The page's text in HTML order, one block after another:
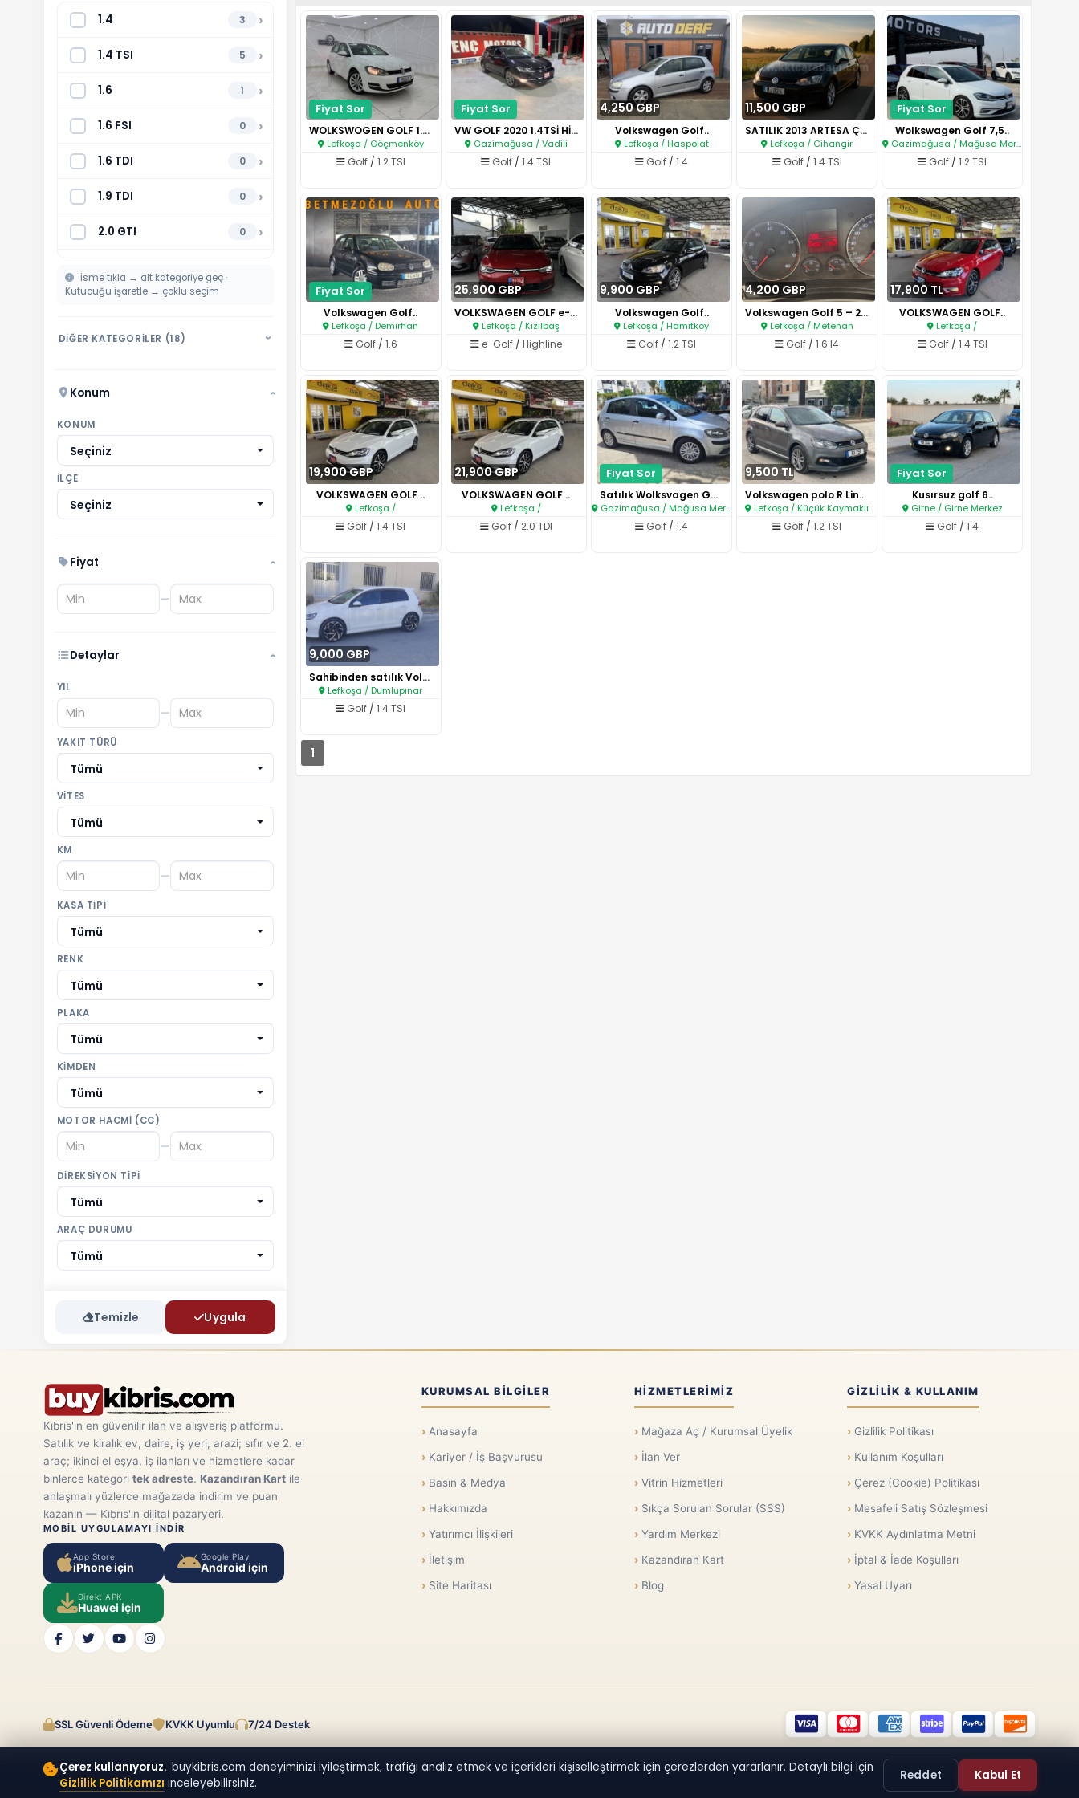
1.4 3 ›
1.4 TSI 5 ›
1.6 1 ›
1.6 FSI 0 ›
1.6 TDI 0 ›
1.9 TDI 0 ›
2.0 GTI 0 ›
1.4 I4
1.6 I4
GTE (Hybrid)
İsme tıkla → alt kategoriye geç ·
Kutucuğu işaretle → çoklu seçim
DİĞER KATEGORİLER (18) ›
Konum ›
KONUM
Seçiniz
İLÇE
Seçiniz
Fiyat ›
—
Detaylar ›
YIL
—
YAKIT TÜRÜ
Tümü
VITES
Tümü
KM
—
KASA TIPI
Tümü
RENK
Tümü
PLAKA
Tümü
KIMDEN
Tümü
MOTOR HACMI (CC)
—
DIREKSIYON TIPI
Tümü
ARAÇ DURUMU
Tümü
Temizle Uygula
Fiyat Sor
WOLKSWOGEN GOLF 1.2 SPORT ..
Lefkoşa / Göçmenköy
Golf/ 1.2 TSI
Fiyat Sor
VW GOLF 2020 1.4TSİ HİGHLİNE..
Gazimağusa / Vadili
Golf /1.4 TSI
4,250 GBP
Volkswagen Golf..
Lefkoşa / Haspolat
Golf /1.4
11,500 GBP
SATILIK 2013 ARTESA ÇIKIŞLI GO..
Lefkoşa / Cihangir
Golf/ 1.4 TSI
Fiyat Sor
Wolkswagen Golf 7,5..
Gazimağusa / Mağusa Merkez
Golf /1.2 TSI
Fiyat Sor
Volkswagen Golf..
Lefkoşa / Demirhan
Golf/ 1.6
25,900 GBP
VOLKSWAGEN GOLF e-TSI (PLAKASI..
Lefkoşa / Kızılbaş
e-Golf/ Highline
9,900 GBP
Volkswagen Golf..
Lefkoşa / Hamitköy
Golf /1.2 TSI
4,200 GBP
Volkswagen Golf 5 – 2006 Model..
Lefkoşa / Metehan
Golf /1.6 I4
17,900 TL
VOLKSWAGEN GOLF..
Lefkoşa /
Golf/ 1.4 TSI
19,900 GBP
VOLKSWAGEN GOLF ..
Lefkoşa /
Golf /1.4 TSI
21,900 GBP
VOLKSWAGEN GOLF ..
Lefkoşa /
Golf/ 2.0 TDI
Fiyat Sor
Satılık Wolksvagen Golf Plus ..
Gazimağusa / Mağusa Merkez
Golf /1.4
9,500 TL
Volkswagen polo R Line..
Lefkoşa / Küçük Kaymaklı
Golf /1.2 TSI
Fiyat Sor
Kusırsuz golf 6..
Girne / Girne Merkez
Golf /1.4
9,000 GBP
Sahibinden satılık Volkswagen ..
Lefkoşa / Dumlupınar
Golf /1.4 TSI
1
Kıbrıs'ın en güvenilir ilan ve alışveriş platformu.
Satılık ve kiralık ev, daire, iş yeri, arazi; sıfır ve 2. el
araç; ikinci el eşya, iş ilanları ve hizmetlere kadar
binlerce kategori tek adreste. Kazandıran Kartile
anlaşmalı yüzlerce mağazada indirim ve puan
kazanın — Kıbrıs'ın dijital pazaryeri.
MOBIL UYGULAMAYI INDIR
App Store
iPhone için
Google Play
Android için
Direkt APK
Huawei için
KURUMSAL BILGILER
Anasayfa
Kariyer / İş Başvurusu
Basın & Medya
Hakkımızda
Yatırımcı İlişkileri
İletişim
Site Haritası
HIZMETLERIMIZ
Mağaza Aç / Kurumsal Üyelik
İlan Ver
Vitrin Hizmetleri
Sıkça Sorulan Sorular (SSS)
Yardım Merkezi
Kazandıran Kart
Blog
GIZLILIK & KULLANIM
Gizlilik Politikası
Kullanım Koşulları
Çerez (Cookie) Politikası
Mesafeli Satış Sözleşmesi
KVKK Aydınlatma Metni
İptal & İade Koşulları
Yasal Uyarı
SSL Güvenli Ödeme KVKK Uyumlu 7/24 Destek
© 2026buykibris.com· Tüm hakları saklıdır.
Çerez kullanıyoruz. buykibris.com deneyiminizi iyileştirmek, trafiği analiz etmek ve içerikleri kişiselleştirmek için çerezlerden yararlanır. Detaylı bilgi için
Gizlilik Politikamızı inceleyebilirsiniz. Reddet Kabul Et